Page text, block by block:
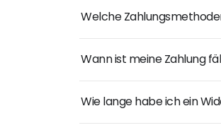
Welche
Wann ist meine Zahlung
Wie lange habe ich ein